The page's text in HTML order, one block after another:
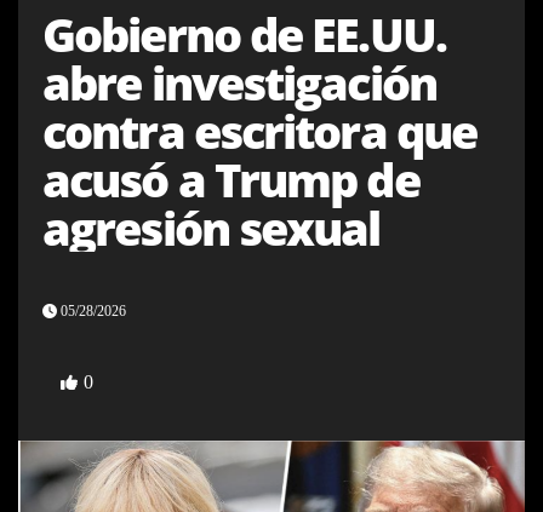
Gobierno de EE.UU.
abre investigación
contra escritora que
acusó a Trump de
agresión sexual
05/28/2026
0